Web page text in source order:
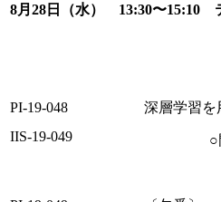
8月28日（水） 13:30〜15:10
PI-19-048
IIS-19-049
深層学習を
○